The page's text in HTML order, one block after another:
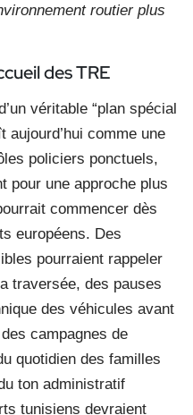
routier plus
des TRE
véritable “plan spécial
aujourd’hui comme une
policiers ponctuels,
pour une approche plus
commencer dès
européens. Des
pourraient rappeler
traversée, des pauses
des véhicules avant
campagnes de
quotidien des familles
ton administratif
tunisiens devraient